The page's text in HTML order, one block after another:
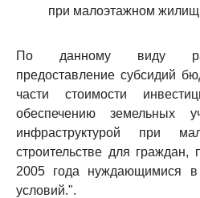
при малоэтажном
По данному виду
предоставление субсидий
части стоимости
обеспечению земельных
инфраструктурой при
строительстве для
2005 года нуждающимися
условий.".